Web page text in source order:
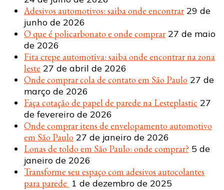
Adesivos automotivos: saiba onde encontrar 29 de
junho de 2026
O que é policarbonato e onde comprar 27 de maio
de 2026
Fita crepe automotiva: saiba onde encontrar na zona
leste 27 de abril de 2026
Onde comprar cola de contato em São Paulo 27 de
março de 2026
Faça cotação de papel de parede na Lesteplastic 27
de fevereiro de 2026
Onde comprar itens de envelopamento automotivo
em São Paulo 27 de janeiro de 2026
Lonas de toldo em São Paulo: onde comprar? 5 de
janeiro de 2026
Transforme seu espaço com adesivos autocolantes
para parede 1 de dezembro de 2025